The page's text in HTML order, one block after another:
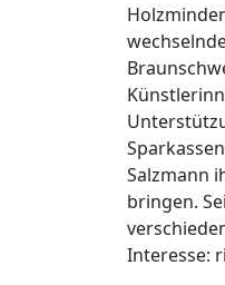
Salzmann
bringen.
Interesse: